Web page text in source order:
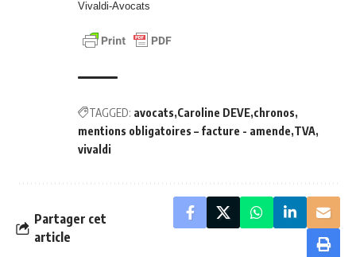
Vivaldi-Avocats
TAGGED: avocats Caroline DEVE chronos
mentions obligatoires – facture - amende TVA
vivaldi
Partager cet
article